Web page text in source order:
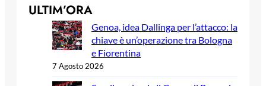
ULTIM’ORA
Genoa, idea Dallinga per l’attacco: la
chiave è un’operazione tra Bologna
e Fiorentina
7 Agosto 2026